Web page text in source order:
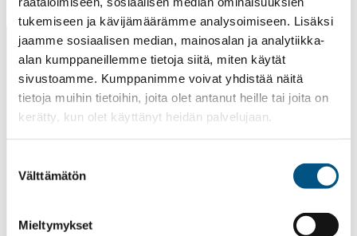
tukemiseen ja kävijämäärämme analysoimiseen. Lisäksi
jaamme sosiaalisen median, mainosalan ja analytiikka-
alan kumppaneillemme tietoja siitä, miten käytät
sivustoamme. Kumppanimme voivat yhdistää näitä
tietoja muihin tietoihin, joita olet antanut heille tai joita on
kerätty, kun olet käyttänyt heidän palvelujaan.
valinta
Välttämätön
Mieltymykset
Liukuportaat
Tarjouspyyntö